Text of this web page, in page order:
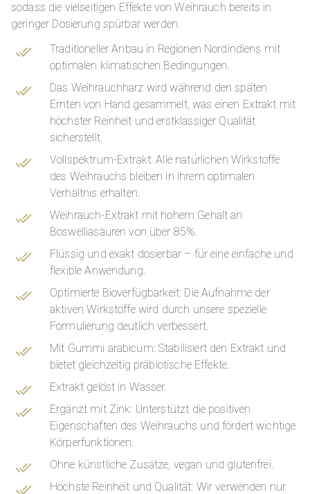
sodass die vielseitigen Effekte von Weihrauch bereits in
geringer Dosierung spürbar werden.
Traditioneller Anbau in Regionen Nordindiens mit
optimalen klimatischen Bedingungen.
Das Weihrauchharz wird während den späten
Ernten von Hand gesammelt, was einen Extrakt mit
höchster Reinheit und erstklassiger Qualität
sicherstellt.
Vollspektrum-Extrakt: Alle natürlichen Wirkstoffe
des Weihrauchs bleiben in ihrem optimalen
Verhältnis erhalten.
Weihrauch-Extrakt mit hohem Gehalt an
Boswelliasäuren von über 85%.
Flüssig und exakt dosierbar – für eine einfache und
flexible Anwendung.
Optimierte Bioverfügbarkeit: Die Aufnahme der
aktiven Wirkstoffe wird durch unsere spezielle
Formulierung deutlich verbessert.
Mit Gummi arabicum: Stabilisiert den Extrakt und
bietet gleichzeitig präbiotische Effekte.
Extrakt gelöst in Wasser.
Ergänzt mit Zink: Unterstützt die positiven
Eigenschaften des Weihrauchs und fördert wichtige
Körperfunktionen.
Ohne künstliche Zusätze, vegan und glutenfrei.
Höchste Reinheit und Qualität: Wir verwenden nur